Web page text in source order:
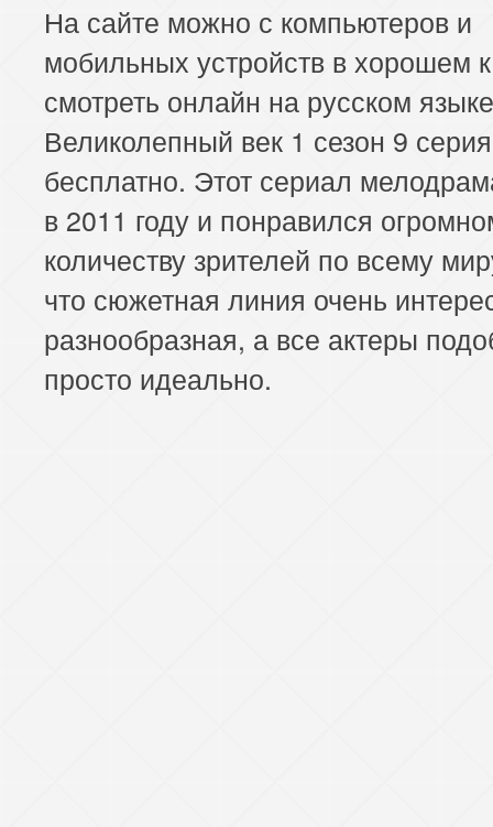
На сайте можно с компьютеров и
мобильных устройств в хорошем
смотреть онлайн на русском языке
Великолепный век 1 сезон 9 серия
бесплатно. Этот сериал
в 2011 году и понравился
количеству зрителей по всему
что сюжетная линия очень
разнообразная, а все актеры
просто идеально.